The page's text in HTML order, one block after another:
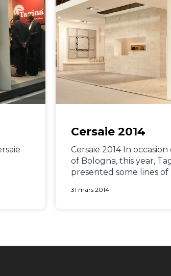
Cersaie 2014
Cersaie 2014 In
of Bologna, this year,
presented some lines of
31 mars 2014